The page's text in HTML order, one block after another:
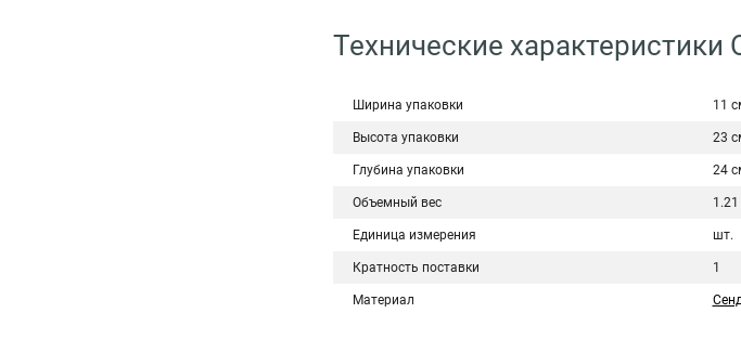
Технические
Ширина упаковки 11
Высота упаковки 23
Глубина упаковки 24
Объемный вес 1.21
Единица измерения шт.
Кратность поставки 1
Материал